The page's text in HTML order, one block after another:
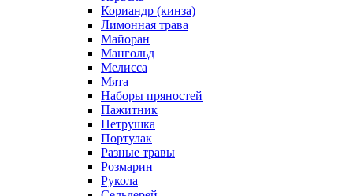
Кориандр (кинза)
Лимонная трава
Майоран
Мангольд
Мелисса
Мята
Наборы пряностей
Пажитник
Петрушка
Портулак
Разные травы
Розмарин
Рукола